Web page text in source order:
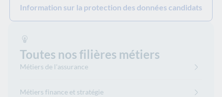
Information sur la protection des données candidats
Toutes nos filières métiers
Métiers de l'assurance
Métiers finance et stratégie